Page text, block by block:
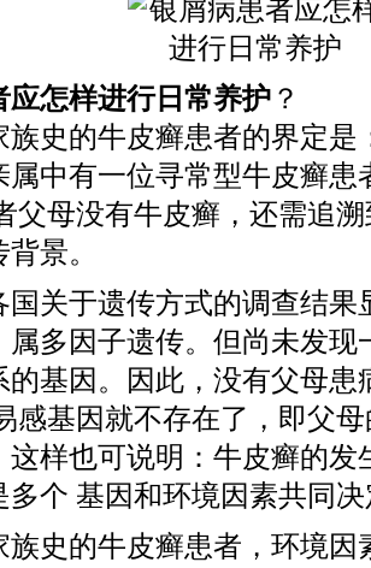
应怎样进行日常养护 ？
的牛皮癣患者的界定是
属中有一位寻常型牛皮癣患
父母没有牛皮癣，还需追
景。
于遗传方式的调查结果
属多因子遗传。但尚未发现
的基因。因此，没有父母患
感基因就不存在了，即父
这样也可说明：牛皮癣的发
多个 基因和环境因素共同
的牛皮癣患者，环境因